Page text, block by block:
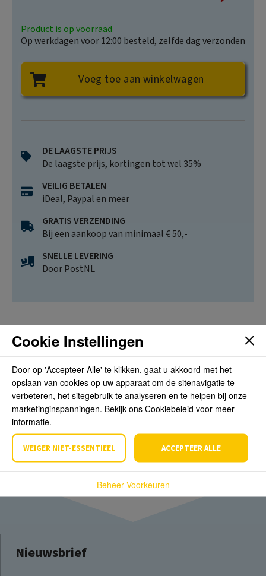
Product is op voorraad
Op werkdagen voor 12:00 besteld, zelfde dag verzonden
Voeg toe aan winkelwagen
DE LAAGSTE PRIJS
De laagste prijs, kortingen tot wel 35%
VEILIG BETALEN
iDeal, Paypal en meer
GRATIS VERZENDING
Bij een aankoop van minimaal € 50,-
SNELLE LEVERING
Door PostNL
Beoordelingen
Schrijf de eerste review over dit product
Schrijf een beoordeling
Nieuwsbrief
Cookie Instellingen
Door op 'Accepteer Alle' te klikken, gaat u akkoord met het
opslaan van cookies op uw apparaat om de sitenavigatie te
verbeteren, het sitegebruik te analyseren en te helpen bij onze
marketinginspanningen. Bekijk ons Cookiebeleid voor meer
informatie.
WEIGER NIET-ESSENTIEEL ACCEPTEER ALLE
Beheer Voorkeuren